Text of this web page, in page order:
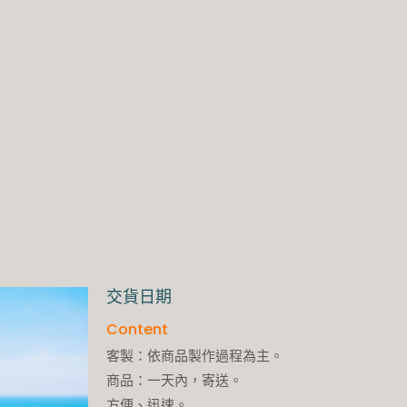
交貨日期
Content
客製：依商品製作過程為主。
商品：一天內，寄送。